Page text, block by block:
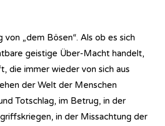
„dem Bösen“. Als ob es sich
geistige Über-Macht handelt,
die immer wieder von sich aus
der Welt der Menschen
Totschlag, im Betrug, in der
in der Missachtung der